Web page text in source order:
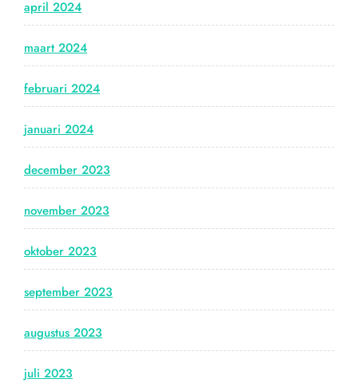
april 2024
maart 2024
februari 2024
januari 2024
december 2023
november 2023
oktober 2023
september 2023
augustus 2023
juli 2023